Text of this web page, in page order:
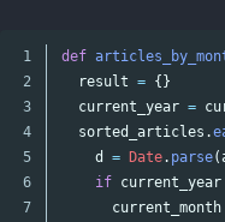
1
2
3
4
5
6
7
def
result = {}
current_year =
sorted_articles .
d
= Date. parse(
if current_year
current_month